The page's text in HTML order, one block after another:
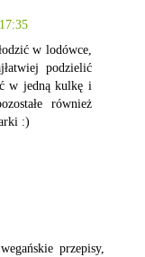
w lodówce,
podzielić
w jedną kulkę i
również
:)
przepisy,